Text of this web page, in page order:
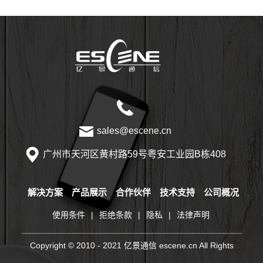
sales@escene.cn
广州市天河区黄村路59号粤安工业园B栋408
解决方案 产品展示 合作伙伴 技术支持 公司概况
使用条件 | 拒绝条款 | 隐私 | 法律声明
Copyright © 2010 - 2021 亿景通信 escene.cn All Rights